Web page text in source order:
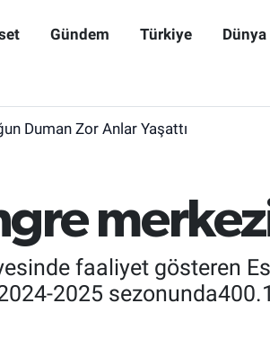
Gündem Türkiye Dünya
Duman Zor Anlar Yaşattı
faaliyet gösteren
2025